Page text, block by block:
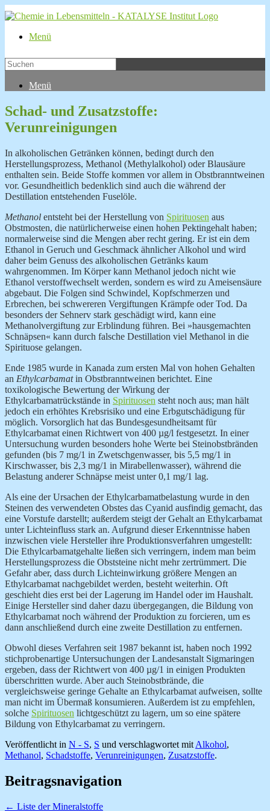
Menü
Menü
Schad- und Zusatzstoffe:
Verunreinigungen
In alkoholischen Getränken können, bedingt durch den
Herstellungsprozess, Methanol (Methylalkohol) oder Blausäure
enthalten sein. Beide Stoffe kommen vor allem in Obstbranntweinen
vor. Gesundheitlich bedenklich sind auch die während der
Destillation entstehenden Fuselöle.
Methanol entsteht bei der Herstellung von Spirituosen aus
Obstmosten, die natürlicherweise einen hohen Pektingehalt haben;
normalerweise sind die Mengen aber recht gering. Er ist ein dem
Ethanol in Geruch und Geschmack ähnlicher Alkohol und wird
daher beim Genuss des alkoholischen Getränks kaum
wahrgenommen. Im Körper kann Methanol jedoch nicht wie
Ethanol verstoffwechselt werden, sondern es wird zu Ameisensäure
abgebaut. Die Folgen sind Schwindel, Kopfschmerzen und
Erbrechen, bei schwereren Vergiftungen Krämpfe oder Tod. Da
besonders der Sehnerv stark geschädigt wird, kann eine
Methanolvergiftung zur Erblindung führen. Bei »hausgemachten
Schnäpsen« kann durch falsche Destillation viel Methanol in die
Spirituose gelangen.
Ende 1985 wurde in Kanada zum ersten Mal von hohen Gehalten
an Ethylcarbamatin Obstbranntweinen berichtet. Eine
toxikologische Bewertung der Wirkung der
Ethylcarbamatrückstände in Spirituosen steht noch aus; man hält
jedoch ein erhöhtes Krebsrisiko und eine Erbgutschädigung für
möglich. Vorsorglich hat das Bundesgesundheitsamt für
Ethylcarbamat einen Richtwert von 400 µg/l festgesetzt. In einer
Untersuchung wurden besonders hohe Werte bei Steinobstbränden
gefunden (bis 7 mg/1 in Zwetschgenwasser, bis 5,5 mg/1 in
Kirschwasser, bis 2,3 mg/1 in Mirabellenwasser), während die
Belastung anderer Schnäpse meist unter 0,1 mg/1 lag.
Als eine der Ursachen der Ethylcarbamatbelastung wurde in den
Steinen des verwendeten Obstes das Cyanid ausfindig gemacht, das
eine Vorstufe darstellt; außerdem steigt der Gehalt an Ethylcarbamat
unter Lichteinfluss stark an. Aufgrund dieser Erkenntnisse haben
inzwischen viele Hersteller ihre Produktionsverfahren umgestellt:
Die Ethylcarbamatgehalte ließen sich verringern, indem man beim
Herstellungsprozess die Obststeine nicht mehr zertrümmert. Die
Gefahr aber, dass durch Lichteinwirkung größere Mengen an
Ethylcarbamat nachgebildet werden, besteht weiterhin. Oft
geschieht dies erst bei der Lagerung im Handel oder im Haushalt.
Einige Hersteller sind daher dazu übergegangen, die Bildung von
Ethylcarbamat noch während der Produktion zu forcieren, um es
dann anschließend durch eine zweite Destillation zu entfernen.
Obwohl dieses Verfahren seit 1987 bekannt ist, haben noch 1992
stichprobenartige Untersuchungen der Landesanstalt Sigmaringen
ergeben, dass der Richtwert von 400 µg/1 in einigen Produkten
überschritten wurde. Aber auch Steinobstbrände, die
vergleichsweise geringe Gehalte an Ethylcarbamat aufweisen, sollte
man nicht im Übermaß konsumieren. Außerdem ist zu empfehlen,
solche Spirituosen lichtgeschützt zu lagern, um so eine spätere
Bildung von Ethylcarbamat zu verringern.
Veröffentlicht in N - S, S und verschlagwortet mit Alkohol,
Methanol, Schadstoffe, Verunreinigungen, Zusatzstoffe.
Beitragsnavigation
← Liste der Mineralstoffe